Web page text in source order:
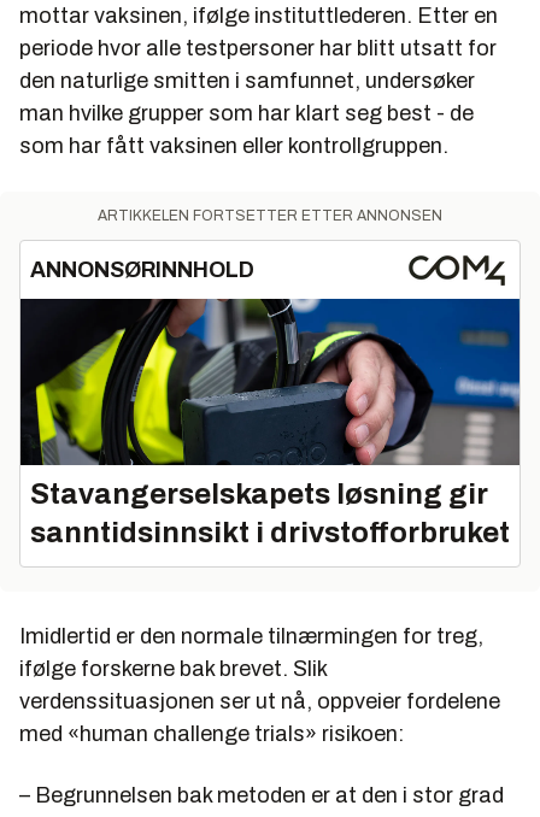
mottar vaksinen, ifølge instituttlederen. Etter en
periode hvor alle testpersoner har blitt utsatt for
den naturlige smitten i samfunnet, undersøker
man hvilke grupper som har klart seg best - de
som har fått vaksinen eller kontrollgruppen.
ARTIKKELEN FORTSETTER ETTER ANNONSEN
ANNONSØRINNHOLD
Stavangerselskapets løsning gir
sanntidsinnsikt i drivstofforbruket
Imidlertid er den normale tilnærmingen for treg,
ifølge forskerne bak brevet. Slik
verdenssituasjonen ser ut nå, oppveier fordelene
med «human challenge trials» risikoen:
– Begrunnelsen bak metoden er at den i stor grad